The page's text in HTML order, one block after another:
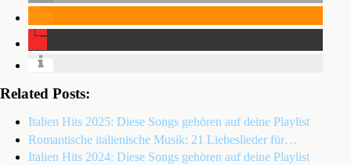
Related Posts:
Italien Hits 2025: Diese Songs gehören auf deine Playlist
Romantische italienische Musik: 21 Liebeslieder für…
Italien Hits 2024: Diese Songs gehören auf deine Playlist